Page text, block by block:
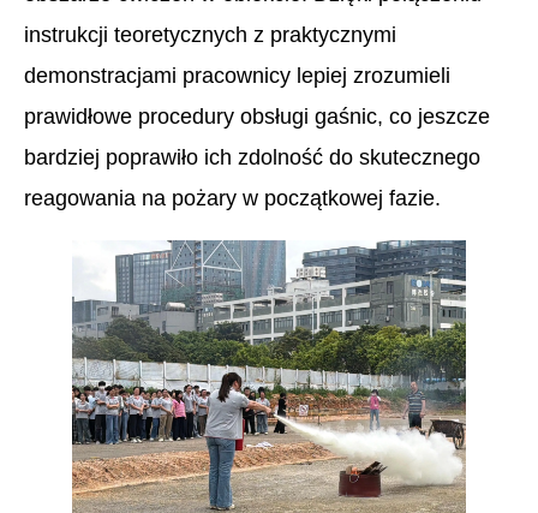
instrukcji teoretycznych z praktycznymi
demonstracjami pracownicy lepiej zrozumieli
prawidłowe procedury obsługi gaśnic, co jeszcze
bardziej poprawiło ich zdolność do skutecznego
reagowania na pożary w początkowej fazie.